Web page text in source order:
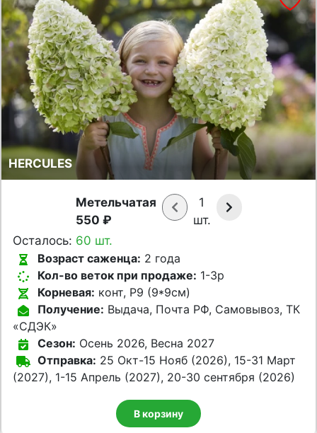
HERCULES
Метельчатая
550 ₽
1
шт.
Осталось: 60 шт.
Возраст саженца: 2 года
Кол-во веток при продаже: 1-3p
Корневая: конт, Р9 (9*9см)
Получение: Выдача, Почта РФ, Самовывоз, ТК
«СДЭК»
Сезон: Осень 2026, Весна 2027
Отправка: 25 Окт-15 Нояб (2026), 15-31 Март
(2027), 1-15 Апрель (2027), 20-30 сентября (2026)
В корзину